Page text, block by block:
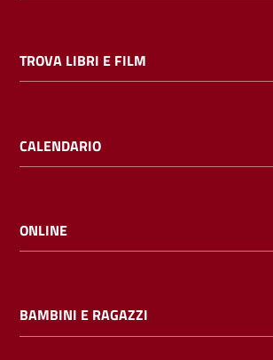
ragazzi
i
l
Cerca nei
cataloghi
TROVA LIBRI E FILM
CALENDARIO
ONLINE
BAMBINI E RAGAZZI